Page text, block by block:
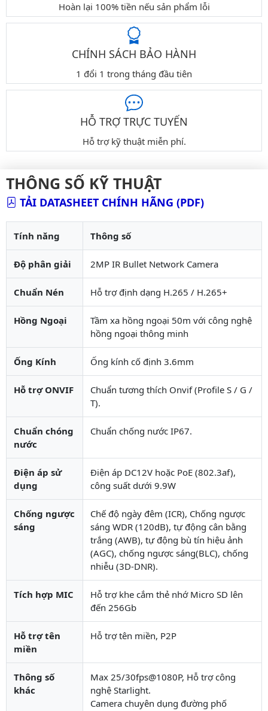
Hoàn lại 100% tiền nếu sản phẩm lỗi
CHÍNH SÁCH BẢO HÀNH
1 đổi 1 trong tháng đầu tiên
HỖ TRỢ TRỰC TUYẾN
Hỗ trợ kỹ thuật miễn phí.
THÔNG SỐ KỸ THUẬT
TẢI DATASHEET CHÍNH HÃNG (PDF)
Tính năng Thông số
Độ phân giải 2MP IR Bullet Network Camera
Chuẩn Nén Hỗ trợ định dạng H.265 / H.265+
Hồng Ngoại
Tầm xa hồng ngoại 50m với công nghệ
hồng ngoại thông minh
Ống Kính Ống kính cố định 3.6mm
Hỗ trợ ONVIF
Chuẩn tương thích Onvif (Profile S / G /
T).
Chuẩn chóng
nước
Chuẩn chống nước IP67.
Điện áp sử
dụng
Điện áp DC12V hoặc PoE (802.3af),
công suất dưới 9.9W
Chống ngược
sáng
Chế độ ngày đêm (ICR), Chống ngược
sáng WDR (120dB), tự động cân bằng
trắng (AWB), tự động bù tín hiệu ảnh
(AGC), chống ngược sáng(BLC), chống
nhiễu (3D-DNR).
Tích hợp MIC
Hỗ trợ khe cắm thẻ nhớ Micro SD lên
đến 256Gb
Hỗ trợ tên
miền
Hỗ trợ tên miền, P2P
Thông số
khác
Max 25/30fps@1080P, Hỗ trợ công
nghệ Starlight.
Camera chuyên dụng đường phố